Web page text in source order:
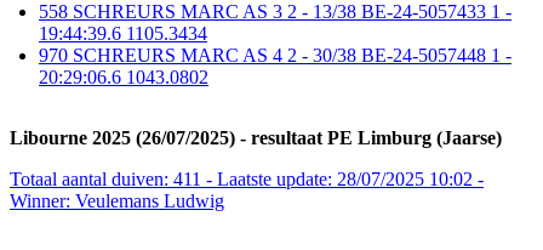
558 SCHREURS MARC AS 3 2 - 13/38 BE-24-5057433 1 -
19:44:39.6 1105.3434
970 SCHREURS MARC AS 4 2 - 30/38 BE-24-5057448 1 -
20:29:06.6 1043.0802
Libourne 2025 (26/07/2025) - resultaat PE Limburg (Jaarse)
Totaal aantal duiven: 411 - Laatste update: 28/07/2025 10:02 -
Winner: Veulemans Ludwig